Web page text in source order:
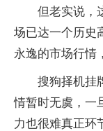
但老实说，
场已达一个历史
永逸的市场行情
搜狗择机挂
情暂时无虞，一
力也很难真正环